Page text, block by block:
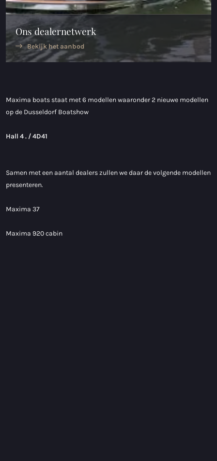
Maxima 550 Elektrisch
Maxima 600 Elektrisch
Maxima 620 MC Elektrisch
Maxima 720 retro Elektrisch
Alle Elektrisch modellen
Maxima boats staat met 6 modellen waaronder 2 nieuwe modellen
op de Dusseldorf Boatshow
Hall 4 . / 4D41
Samen met een aantal dealers zullen we daar de volgende modellen
presenteren.
Maxima 37
Maxima 920 cabin
Ons dealernetwerk
Bekijk het aanbod